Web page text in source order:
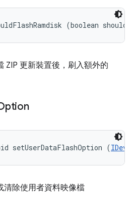
(boolean
ZIP 更新裝置後，刷入額外的
setUserDataFlashOption (
清除使用者資料映像檔